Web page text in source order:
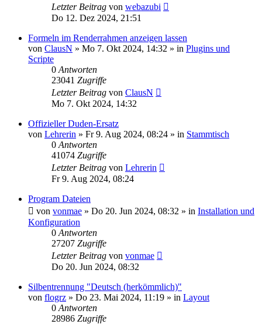
Letzter Beitrag von webazubi
Do 12. Dez 2024, 21:51
Formeln im Renderrahmen anzeigen lassen
von ClausN » Mo 7. Okt 2024, 14:32 » in Plugins und
Scripte
0 Antworten
23041 Zugriffe
Letzter Beitrag von ClausN
Mo 7. Okt 2024, 14:32
Offizieller Duden-Ersatz
von Lehrerin » Fr 9. Aug 2024, 08:24 » in Stammtisch
0 Antworten
41074 Zugriffe
Letzter Beitrag von Lehrerin
Fr 9. Aug 2024, 08:24
Program Dateien
von vonmae » Do 20. Jun 2024, 08:32 » in Installation und
Konfiguration
0 Antworten
27207 Zugriffe
Letzter Beitrag von vonmae
Do 20. Jun 2024, 08:32
Silbentrennung "Deutsch (herkömmlich)"
von flogrz » Do 23. Mai 2024, 11:19 » in Layout
0 Antworten
28986 Zugriffe